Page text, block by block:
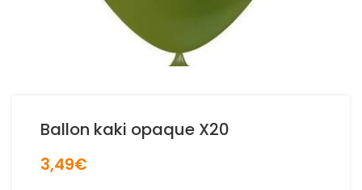
Ballon kaki opaque X20
3,49€